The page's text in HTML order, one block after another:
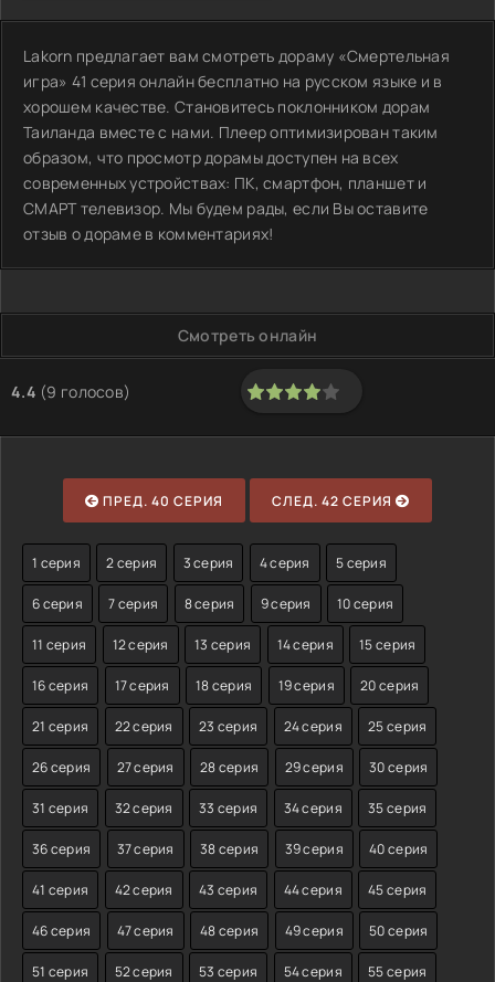
Lakorn предлагает вам смотреть дораму «Смертельная
игра» 41 серия онлайн бесплатно на русском языке и в
хорошем качестве. Становитесь поклонником дорам
Таиланда вместе с нами. Плеер оптимизирован таким
образом, что просмотр дорамы доступен на всех
современных устройствах: ПК, смартфон, планшет и
СМАРТ телевизор. Мы будем рады, если Вы оставите
отзыв о дораме в комментариях!
Смотреть онлайн
4.4 (9 голосов)
80
ПРЕД. 40 СЕРИЯ СЛЕД. 42 СЕРИЯ
1 серия 2 серия 3 серия 4 серия 5 серия
6 серия 7 серия 8 серия 9 серия 10 серия
11 серия 12 серия 13 серия 14 серия 15 серия
16 серия 17 серия 18 серия 19 серия 20 серия
21 серия 22 серия 23 серия 24 серия 25 серия
26 серия 27 серия 28 серия 29 серия 30 серия
31 серия 32 серия 33 серия 34 серия 35 серия
36 серия 37 серия 38 серия 39 серия 40 серия
41 серия 42 серия 43 серия 44 серия 45 серия
46 серия 47 серия 48 серия 49 серия 50 серия
51 серия 52 серия 53 серия 54 серия 55 серия